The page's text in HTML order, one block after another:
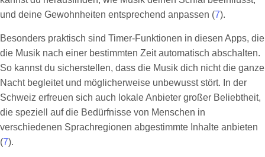
und deine Gewohnheiten entsprechend anpassen (7).
Besonders praktisch sind Timer-Funktionen in diesen Apps, die
die Musik nach einer bestimmten Zeit automatisch abschalten.
So kannst du sicherstellen, dass die Musik dich nicht die ganze
Nacht begleitet und möglicherweise unbewusst stört. In der
Schweiz erfreuen sich auch lokale Anbieter großer Beliebtheit,
die speziell auf die Bedürfnisse von Menschen in
verschiedenen Sprachregionen abgestimmte Inhalte anbieten
(7).